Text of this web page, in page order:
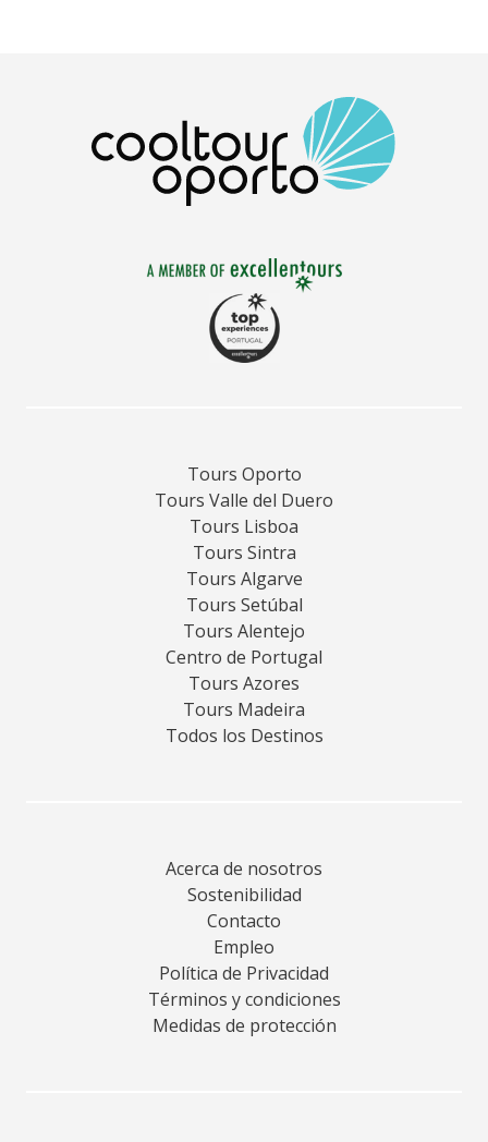
Tours Oporto
Tours Valle del Duero
Tours Lisboa
Tours Sintra
Tours Algarve
Tours Setúbal
Tours Alentejo
Centro de Portugal
Tours Azores
Tours Madeira
Todos los Destinos
Acerca de nosotros
Sostenibilidad
Contacto
Empleo
Política de Privacidad
Términos y condiciones
Medidas de protección